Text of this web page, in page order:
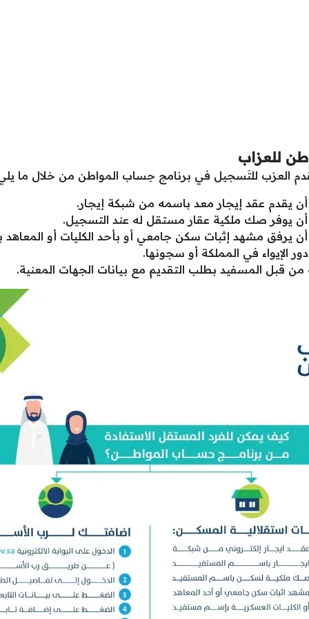
للعزاب
العزب للتَسجيل في برنامج حِساب المواطن من خلال ما
يقدم عقد إيجار معد باسمه من شبكة إيجار.
يوفر صك ملكية عقار مستقل له عند التسجيل.
يرفق مشهد إثبات سكن جامعي أو بأحد الكليات أو المعاهد
الإيواء في المملكة أو سجونها.
قبل المسفيد بطلب التقديم مع بيانات الجهات المعنية.